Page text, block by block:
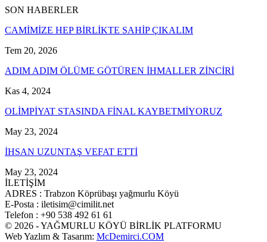
SON HABERLER
CAMİMİZE HEP BİRLİKTE SAHİP ÇIKALIM
Tem 20, 2026
ADIM ADIM ÖLÜME GÖTÜREN İHMALLER ZİNCİRİ
Kas 4, 2024
OLİMPİYAT STASINDA FİNAL KAYBETMİYORUZ
May 23, 2024
İHSAN UZUNTAŞ VEFAT ETTİ
May 23, 2024
İLETİŞİM
ADRES : Trabzon Köprübaşı yağmurlu Köyü
E-Posta : iletisim@cimilit.net
Telefon : +90 538 492 61 61
© 2026 - YAĞMURLU KÖYÜ BİRLİK PLATFORMU
Web Yazlım & Tasarım: McDemirci.COM